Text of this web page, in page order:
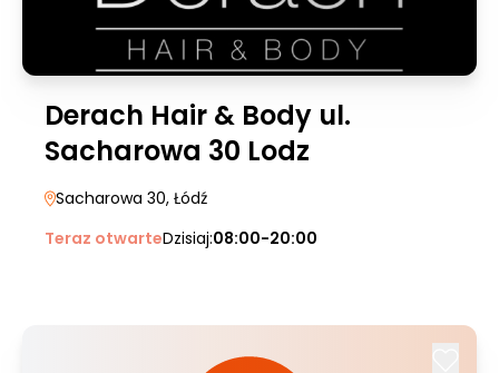
Derach Hair & Body ul.
Sacharowa 30 Lodz
Sacharowa 30, Łódź
Teraz otwarteDzisiaj:08:00-20:00